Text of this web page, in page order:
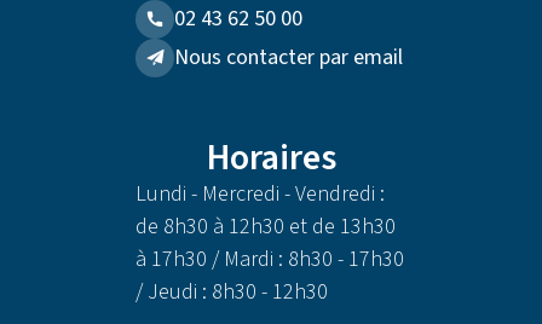
02 43 62 50 00
Nous contacter par email
Horaires
Lundi - Mercredi - Vendredi :
de 8h30 à 12h30 et de 13h30
à 17h30 / Mardi : 8h30 - 17h30
/ Jeudi : 8h30 - 12h30